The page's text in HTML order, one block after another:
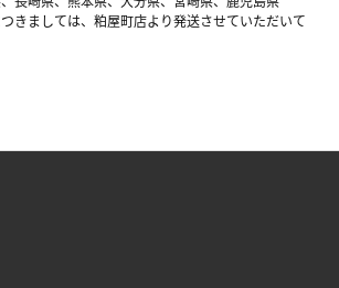
きましては、粕屋町店より発送させていただいて